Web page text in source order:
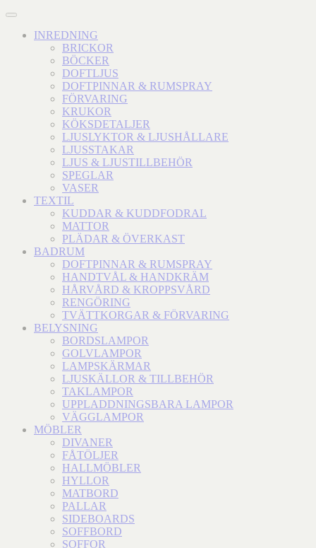
INREDNING
BRICKOR
BÖCKER
DOFTLJUS
DOFTPINNAR & RUMSPRAY
FÖRVARING
KRUKOR
KÖKSDETALJER
LJUSLYKTOR & LJUSHÅLLARE
LJUSSTAKAR
LJUS & LJUSTILLBEHÖR
SPEGLAR
VASER
TEXTIL
KUDDAR & KUDDFODRAL
MATTOR
PLÄDAR & ÖVERKAST
BADRUM
DOFTPINNAR & RUMSPRAY
HANDTVÅL & HANDKRÄM
HÅRVÅRD & KROPPSVÅRD
RENGÖRING
TVÄTTKORGAR & FÖRVARING
BELYSNING
BORDSLAMPOR
GOLVLAMPOR
LAMPSKÄRMAR
LJUSKÄLLOR & TILLBEHÖR
TAKLAMPOR
UPPLADDNINGSBARA LAMPOR
VÄGGLAMPOR
MÖBLER
DIVANER
FÅTÖLJER
HALLMÖBLER
HYLLOR
MATBORD
PALLAR
SIDEBOARDS
SOFFBORD
SOFFOR